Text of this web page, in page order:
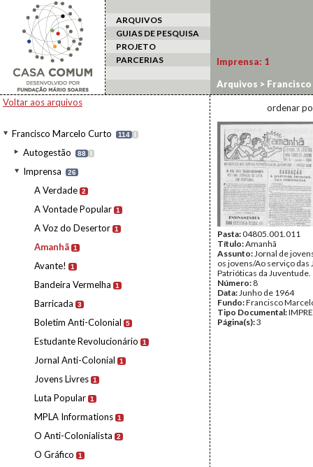
ARQUIVOS
GUIAS DE PESQUISA
PROJETO
PARCERIAS
Voltar aos arquivos
Francisco Marcelo Curto 114 I
Autogestão 88 I
Imprensa 26
A Verdade 2
A Vontade Popular 1
A Voz do Desertor 1
Amanhã 1
Avante! 1
Bandeira Vermelha 1
Barricada 3
Boletim Anti-Colonial 5
Estudante Revolucionário 1
Jornal Anti-Colonial 1
Jovens Livres 1
Luta Popular 1
MPLA Informations 1
O Anti-Colonialista 2
O Gráfico 1
Imprensa: 1
Arquivos >
ordenar
Pasta:04805.001.011
Título:Amanhã
Assunto:Jornal de
os jovens/Ao serviço das
Patrióticas da Juventude.
Número: 8
Data:Junho de 1964
Fundo:Francisco
Tipo Documental:
Página(s):3